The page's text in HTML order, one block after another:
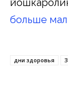
больше
дни здоровья